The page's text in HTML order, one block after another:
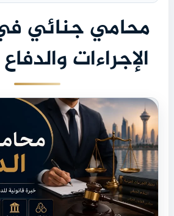
محامي جنائي
الإجراءات